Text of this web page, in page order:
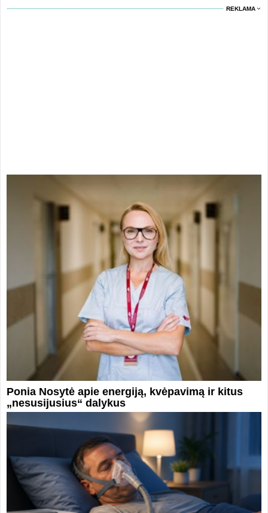
REKLAMA
Ponia Nosytė apie energiją, kvėpavimą ir kitus
„nesusijusius“ dalykus